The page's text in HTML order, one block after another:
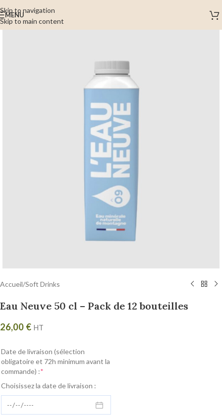
Skip to navigation
Skip to main content
MENU
Accueil/Soft Drinks
Eau Neuve 50 cl – Pack de 12 bouteilles
26,00 € HT
Date de livraison (sélection
obligatoire et 72h minimum avant la
commande) :*
Choisissez la date de livraison :